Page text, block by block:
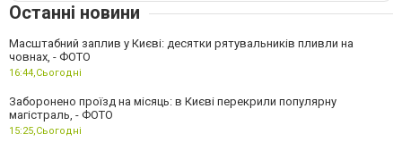
Останні новини
Масштабний заплив у Києві: десятки рятувальників пливли на
човнах, - ФОТО
16:44, Сьогодні
Заборонено проїзд на місяць: в Києві перекрили популярну
магістраль, - ФОТО
15:25, Сьогодні